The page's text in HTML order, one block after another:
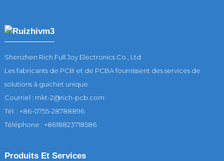
Shenzhen Rich Full Joy Electronics Co., Ltd
Les fabricants de PCB et de PCBA fournissent des services de
solutions à guichet unique
Courriel : mkt-2@rich-pcb.com
Tél. : +86-0755-28788896
Téléphone : +8618823718586
Produits Et Services